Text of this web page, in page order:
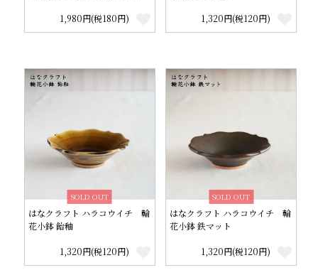
1,980円(税180円) 1,320円(税120円)
SOLD OUT
はなクラフト ハラコウイチ 輪
花小鉢 飴釉
1,320円(税120円)
SOLD OUT
はなクラフト ハラコウイチ 輪
花小鉢 鉄マット
1,320円(税120円)